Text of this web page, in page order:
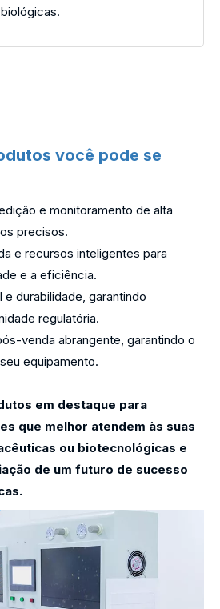
você pode se
e monitoramento de alta
precisos.
e recursos inteligentes para
e a eficiência.
durabilidade, garantindo
regulatória.
venda abrangente, garantindo o
equipamento.
em destaque para
que melhor atendem às suas
ou biotecnológicas e
de um futuro de sucesso